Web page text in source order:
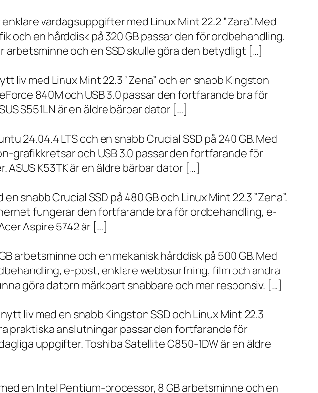
vardagsuppgifter med Linux Mint 22.2 ”Zara”. Med
och en hårddisk på 320 GB passar den för ordbehandling,
och en SSD skulle göra den betydligt […]
liv med Linux Mint 22.3 ”Zena” och en snabb Kingston
840M och USB 3.0 passar den fortfarande bra för
S551LN är en äldre bärbar dator […]
24.04.4 LTS och en snabb Crucial SSD på 240 GB. Med
grafikkretsar och USB 3.0 passar den fortfarande för
K53TK är en äldre bärbar dator […]
snabb Crucial SSD på 480 GB och Linux Mint 22.3 ”Zena”.
fungerar den fortfarande bra för ordbehandling, e-
Aspire 5742 är […]
arbetsminne och en mekanisk hårddisk på 500 GB. Med
e-post, enklare webbsurfning, film och andra
göra datorn märkbart snabbare och mer responsiv. […]
liv med en snabb Kingston SSD och Linux Mint 22.3
praktiska anslutningar passar den fortfarande för
uppgifter. Toshiba Satellite C850-1DW är en äldre
en Intel Pentium-processor, 8 GB arbetsminne och en